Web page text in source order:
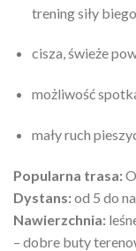
trening siły
cisza, świeże
możliwość
mały ruch
Popularna trasa:
Dystans:od 5 do
Nawierzchnia:
– dobre buty